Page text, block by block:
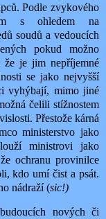
Podle zvykového
s ohledem na
soudů a vedoucích
pokud možno
že je jim nepříjemné
se jako nejvyšší
vyhýbají, mimo jiné
čelili stížnostem
Přestože kárná
ministerstvo jako
ministrovi jako
ochranu provinilce
kdo umí čist a psát.
nádraží (sic!)
nových či